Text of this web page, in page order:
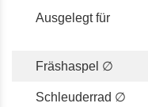
Ausgelegt für
Fräshaspel ∅
Schleuderrad ∅